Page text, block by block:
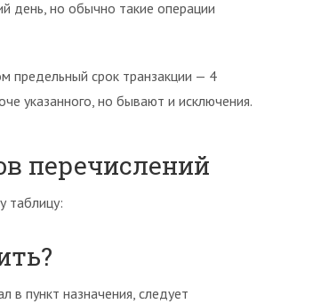
день, но обычно такие операции
предельный срок транзакции — 4
указанного, но бывают и исключения.
перечислений
таблицу:
в пункт назначения, следует